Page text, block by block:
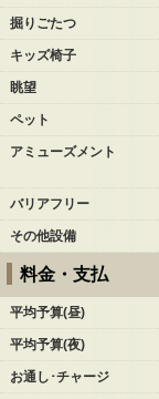
掘りごたつ
キッズ椅子
眺望
ペット
アミューズメント
バリアフリー
その他設備
料金・支払
平均予算(昼)
平均予算(夜)
お通し･チャージ